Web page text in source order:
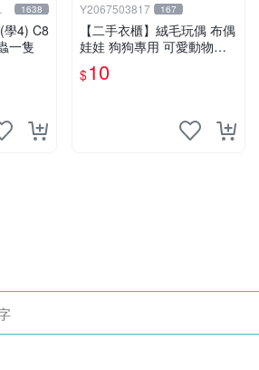
1638
學4) C8
一隻
Y2067503817 167
【二手衣櫃】絨毛玩偶 布偶
娃娃 狗狗專用 可愛動物系
列 耐咬耐磨玩具 玩偶 粉紅
熊寵物玩具 1120929
$10